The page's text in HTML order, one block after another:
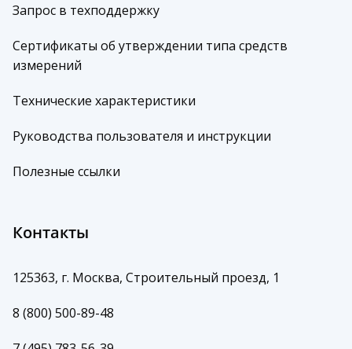
Запрос в техподдержку
Сертификаты об утверждении типа средств
измерений
Технические характеристики
Руководства пользователя и инструкции
Полезные ссылки
Контакты
125363, г. Москва, Строительный проезд, 1
8 (800) 500-89-48